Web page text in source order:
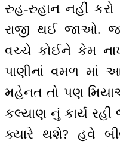
રુહ-રુહાન નહીં કરો
રાજી થઈ જાઓ.
વચ્ચે કોઈને કેમ
પાણીનાં વમળ માં
મહેનત તો પણ
કલ્યાણ નું કાર્ય
ક્યારે થશે? હવે